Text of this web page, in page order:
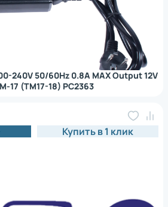
240V 50/60Hz 0.8A MAX Output 12V
17 (TM17-18) PC2363
Купить в 1 клик